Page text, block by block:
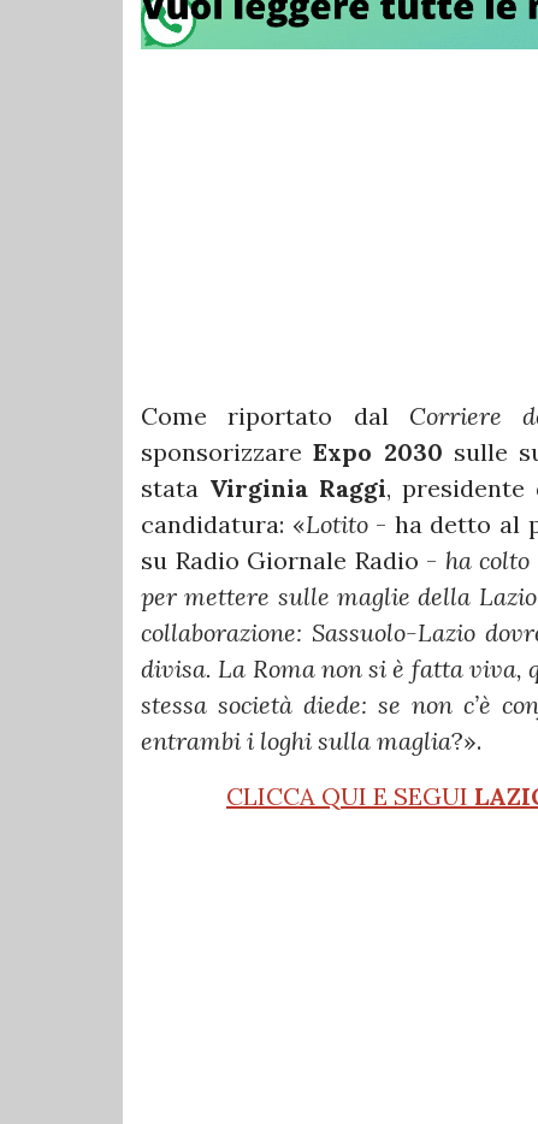
Come riportato dal Corriere
sponsorizzareExpo 2030 sulle
stata Virginia Raggi, presidente
candidatura: «Lotito- ha detto al
su Radio Giornale Radio - ha
per mettere sulle maglie della
collaborazione: Sassuolo-Lazio
divisa. La Roma non si è fatta viva,
stessa società diede: se non c’è
entrambi i loghi sulla maglia?».
CLICCA QUI E SEGUI